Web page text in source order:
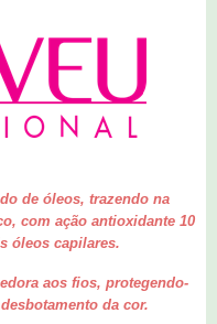
de óleos, trazendo na
com ação antioxidante 10
óleos capilares.
aos fios, protegendo-
da cor.